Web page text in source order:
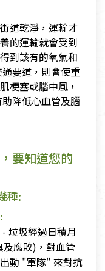
道乾淨，運輸才
的運輸就會受到
到該有的氧氣和
要道，則會使重
梗塞或腦中風，
降低心血管及腦
要知道您的
種:
垃圾經過日積月
腐敗)，對血管
動 "軍隊" 來對抗